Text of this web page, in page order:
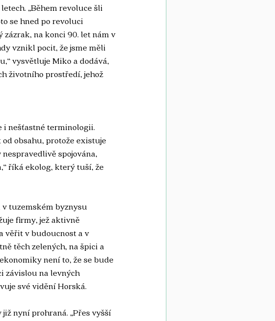
„Během revoluce šli
se hned po revoluci
na konci 90. let nám v
vznikl pocit, že jsme měli
vysvětluje Miko a dodává,
životního prostředí, jehož
nešťastné terminologii.
od obsahu, protože existuje
spojována,
říká ekolog, který tuší, že
tuzemském byznysu
firmy, jež aktivně
věřit v budoucnost a v
těch zelených, na špici a
není to, že se bude
závislou na levných
své vidění Horská.
nyní prohraná. „Přes vyšší